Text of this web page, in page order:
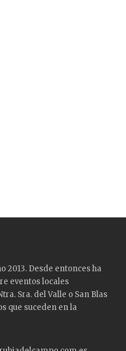
2013. Desde entonces ha
eventos locales
Sra. del Valle o San Blas
que suceden en la